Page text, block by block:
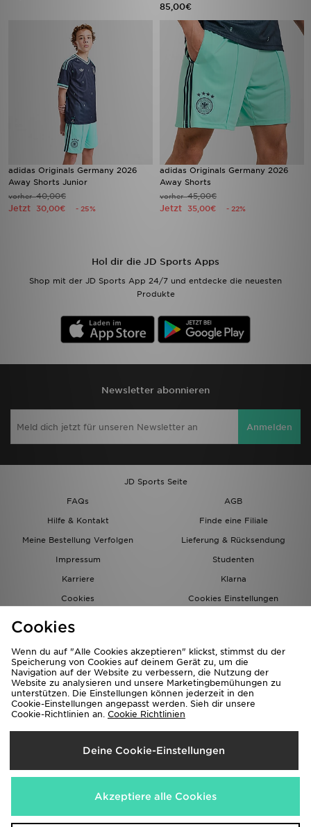
85,00€
adidas Originals Germany 2026
Away Shorts Junior
vorher40,00€
Jetzt 30,00€ - 25%
adidas Originals Germany 2026
Away Shorts
vorher45,00€
Jetzt 35,00€ - 22%
Hol dir die JD Sports Apps
Shop mit der JD Sports App 24/7 und entdecke die neuesten
Produkte
Newsletter abonnieren
Anmelden
JD Sports Seite
FAQs
AGB
Hilfe & Kontakt
Finde eine Filiale
Meine Bestellung Verfolgen
Lieferung & Rücksendung
Impressum
Studenten
Karriere
Klarna
Cookies
Cookies Einstellungen
Lieferung Nach
Deutschland
Wir akzeptieren folgende Zahlungsmethoden
Cookies
Wenn du auf "Alle Cookies akzeptieren" klickst, stimmst du der
Speicherung von Cookies auf deinem Gerät zu, um die
Navigation auf der Website zu verbessern, die Nutzung der
Website zu analysieren und unsere Marketingbemühungen zu
unterstützen. Die Einstellungen können jederzeit in den
Cookie-Einstellungen angepasst werden. Sieh dir unsere
Cookie-Richtlinien an. Cookie Richtlinien
Deine Cookie-Einstellungen
Akzeptiere alle Cookies